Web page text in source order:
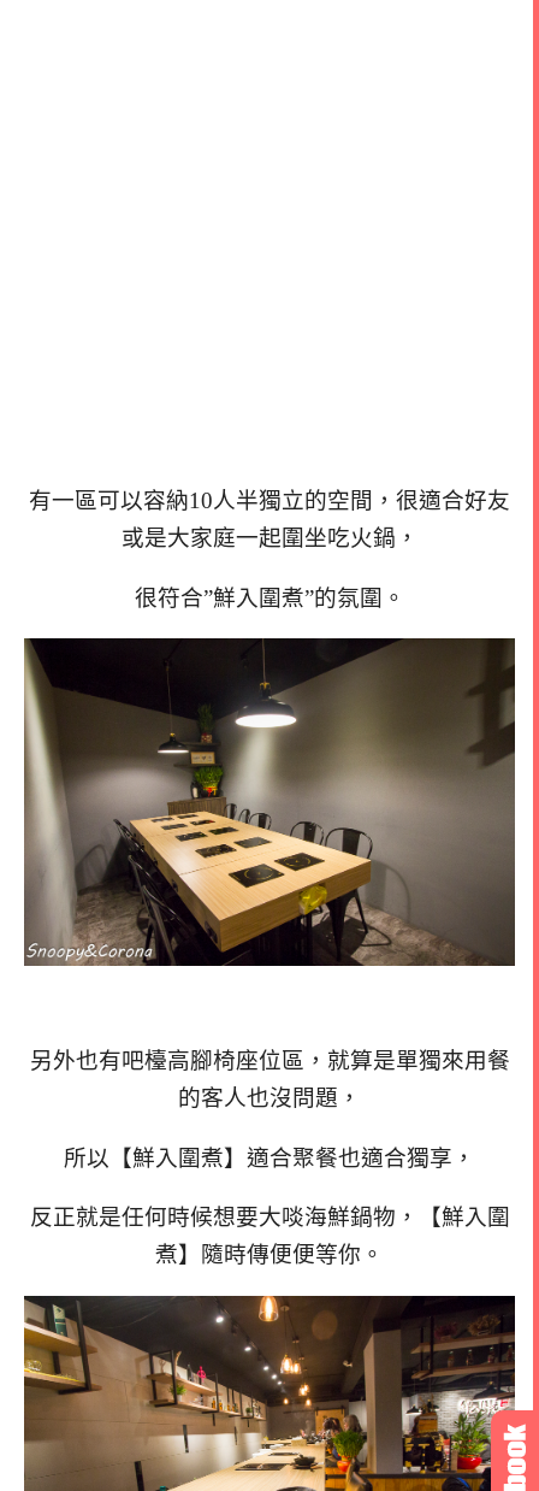
有一區可以容納10人半獨立的空間，很適合好友
或是大家庭一起圍坐吃火鍋，
很符合”鮮入圍煮”的氛圍。
另外也有吧檯高腳椅座位區，就算是單獨來用餐
的客人也沒問題，
所以【鮮入圍煮】適合聚餐也適合獨享，
反正就是任何時候想要大啖海鮮鍋物，【鮮入圍
煮】隨時傳便便等你。